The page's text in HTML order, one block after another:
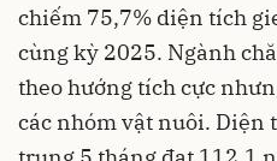
chiếm 75,7% diện tích
cùng kỳ 2025. Ngành
theo hướng tích cực
các nhóm vật nuôi.